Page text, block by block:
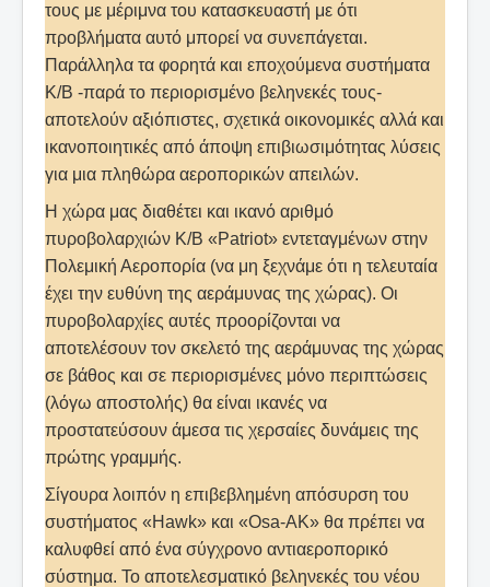
τους με μέριμνα του κατασκευαστή με ότι
προβλήματα αυτό μπορεί να συνεπάγεται.
Παράλληλα τα φορητά και εποχούμενα συστήματα
Κ/Β -παρά το περιορισμένο βεληνεκές τους-
αποτελούν αξιόπιστες, σχετικά οικονομικές αλλά και
ικανοποιητικές από άποψη επιβιωσιμότητας λύσεις
για μια πληθώρα αεροπορικών απειλών.
Η χώρα μας διαθέτει και ικανό αριθμό
πυροβολαρχιών Κ/Β «Patriot» εντεταγμένων στην
Πολεμική Αεροπορία (να μη ξεχνάμε ότι η τελευταία
έχει την ευθύνη της αεράμυνας της χώρας). Οι
πυροβολαρχίες αυτές προορίζονται να
αποτελέσουν τον σκελετό της αεράμυνας της χώρας
σε βάθος και σε περιορισμένες μόνο περιπτώσεις
(λόγω αποστολής) θα είναι ικανές να
προστατεύσουν άμεσα τις χερσαίες δυνάμεις της
πρώτης γραμμής.
Σίγουρα λοιπόν η επιβεβλημένη απόσυρση του
συστήματος «Hawk» και «Osa-ΑΚ» θα πρέπει να
καλυφθεί από ένα σύγχρονο αντιαεροπορικό
σύστημα. Το αποτελεσματικό βεληνεκές του νέου